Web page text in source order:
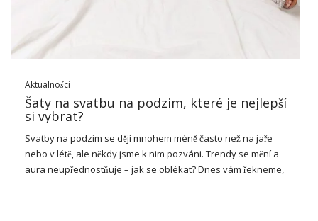
Aktualności
Šaty na svatbu na podzim, které je nejlepší
si vybrat?
Svatby na podzim se dějí mnohem méně často než na jaře
nebo v létě, ale někdy jsme k nim pozváni. Trendy se mění a
aura neupřednostňuje – jak se oblékat? Dnes vám řekneme,